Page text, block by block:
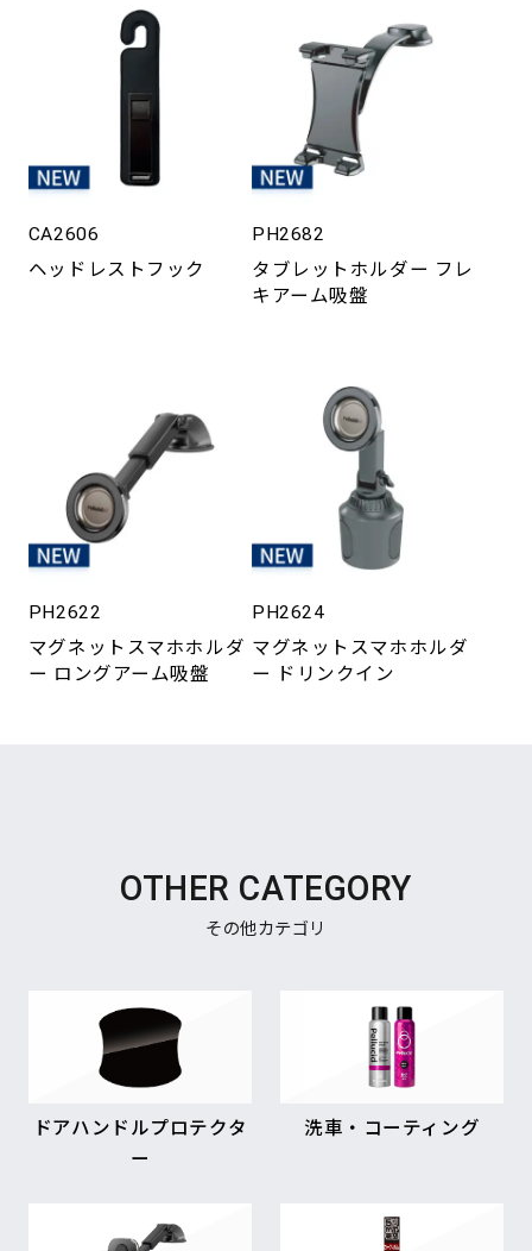
CA2606
ヘッドレストフック
PH2682
タブレットホルダー フレ
キアーム吸盤
PH2622
マグネットスマホホルダ
ー ロングアーム吸盤
PH2624
マグネットスマホホルダ
ー ドリンクイン
OTHER CATEGORY
その他カテゴリ
ドアハンドルプロテクタ
ー
洗車・コーティング